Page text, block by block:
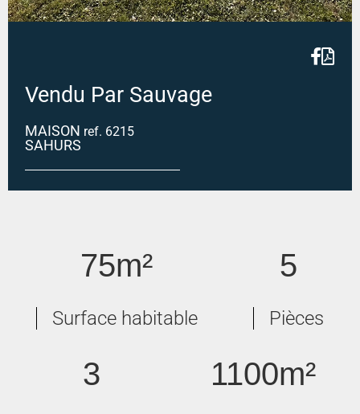
Vendu Par Sauvage
MAISON ref. 6215
SAHURS
75m²
Surface habitable
5
Pièces
3 1100m²